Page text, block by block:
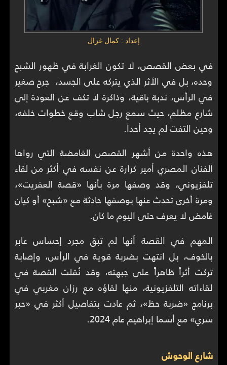
إعداد : كمال غزال
في بعض القصص، لا تكون الغرابة في ظهور الشبح
وحده، بل في الأثر الذي يتركه على الجسد، جرح صغير
في الرأس، ندبة باقية، وذاكرة لا تكف عن العودة إلى
شارع مظلم، حيث سمع رجل شاب وقع خطوات خلفه،
وحين التفت لم يجد أحداً.
هذه واحدة من أشهر القصص الغامضة التي رواها
الفنان المصري أمير كرارة عن نفسه في أكثر من لقاء
تلفزيوني، وقد وصفها مرة بأنها «قصة العفريت»،
ومرة أخرى تحدث عنها بوصفها حادثة مع «شبح» أو كيان
غامض لا يعرف حتى اليوم ما كان.
المهم في القصة أنها لم تبق مجرد إحساس عابر
بالخوف، بل انتهت بضربة قوية في الرأس، وإصابة
تركت أثراً ظاهراً على جبهته، وقد نُقلت القصة في
لقاءاته التلفزيونية، منها لقاؤه مع رزان مغربي في
برنامج «ضربة حظ»، ثم عادت بتفاصيل أكثر في «حبر
سري» مع أسما إبراهيم عام 2024.
شارع الوحوش